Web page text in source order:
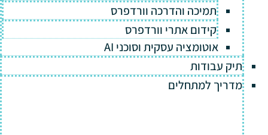
תמיכה והדרכה וורדפרס
קידום אתרי וורדפרס
אוטומציה עסקית וסוכני AI
תיק עבודות
מדריך למתחלים